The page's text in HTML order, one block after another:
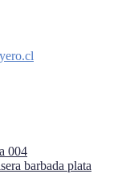
004
barbada plata